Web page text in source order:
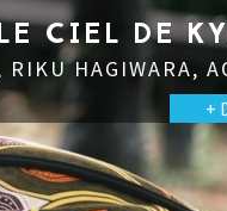
CIEL DE
RIKU HAGIWARA,
+